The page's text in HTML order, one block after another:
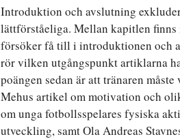
Introduktion och avslutning
lättförståeliga. Mellan kapitlen finns
försöker få till i introduktionen och
rör vilken utgångspunkt artiklarna
poängen sedan är att tränaren
Mehus artikel om motivation och
om unga fotbollsspelares fysiska
utveckling, samt Ola Andreas